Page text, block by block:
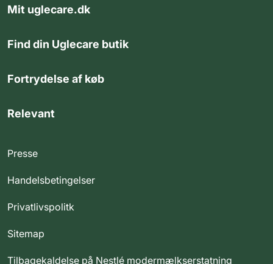
Mit uglecare.dk
Find din Uglecare butik
Fortrydelse af køb
Relevant
Presse
Handelsbetingelser
Privatlivspolitk
Sitemap
Tilbagekaldelse på Nestlé modermælkserstatning